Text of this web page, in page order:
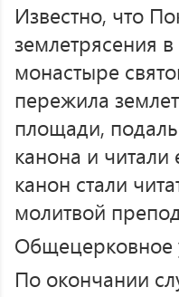
Известно, что
землетрясения
монастыре
пережила
площади,
канона и читали
канон стали
молитвой
Общецерковное
По окончании